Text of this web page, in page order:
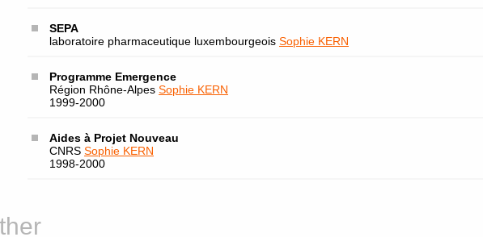
SEPA
laboratoire pharmaceutique luxembourgeois Sophie KERN
Programme Emergence
Région Rhône-Alpes Sophie KERN
1999-2000
Aides à Projet Nouveau
CNRS Sophie KERN
1998-2000